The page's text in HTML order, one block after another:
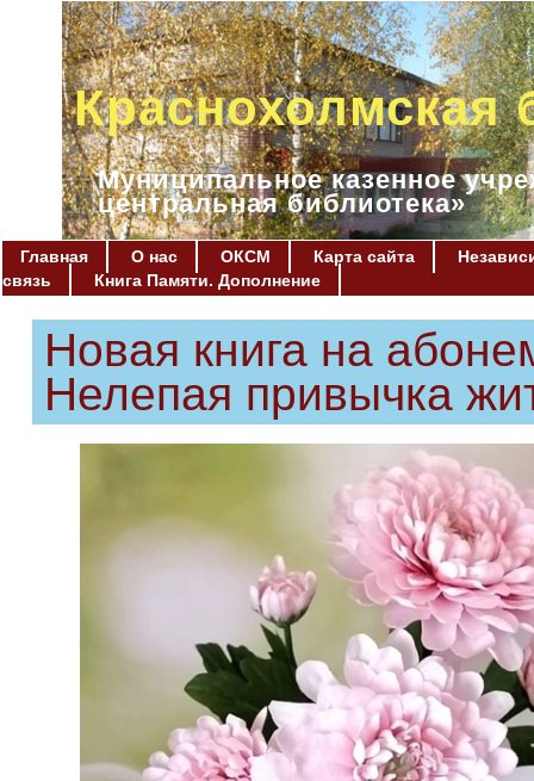
Краснохолмская
Муниципальное казенное
центральная библиотека»
Главная О нас ОКСМ Карта сайта
связь
Книга Памяти. Дополнение
Новая книга на
Нелепая привычка